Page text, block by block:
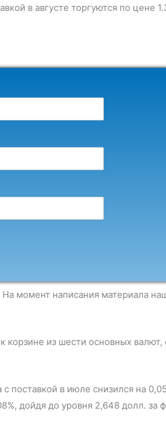
в августе торгуются по цене
момент написания материала
из шести основных валют,
поставкой в июле снизился на
дойдя до уровня 2,648 долл. за